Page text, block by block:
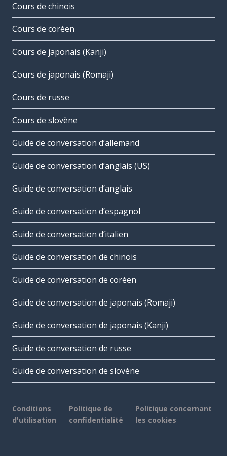
Cours de chinois
Cours de coréen
Cours de japonais (Kanji)
Cours de japonais (Romaji)
Cours de russe
Cours de slovène
Guide de conversation d’allemand
Guide de conversation d’anglais (US)
Guide de conversation d’anglais
Guide de conversation d’espagnol
Guide de conversation d’italien
Guide de conversation de chinois
Guide de conversation de coréen
Guide de conversation de japonais (Romaji)
Guide de conversation de japonais (Kanji)
Guide de conversation de russe
Guide de conversation de slovène
Conditions
d'utilisation
Politique de
confidentialité
Politique concernant
les cookies